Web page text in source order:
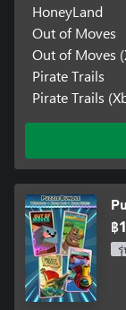
HoneyLand
Out of Moves
Out of Moves
Pirate Trails
Pirate Trails
฿